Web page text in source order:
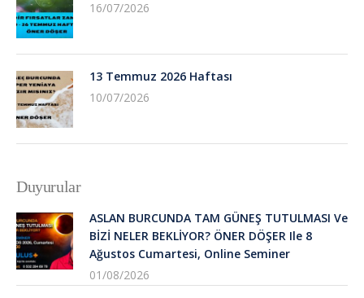
16/07/2026
13 Temmuz 2026 Haftası
10/07/2026
Duyurular
ASLAN BURCUNDA TAM GÜNEŞ TUTULMASI Ve
BİZİ NELER BEKLİYOR? ÖNER DÖŞER Ile 8
Ağustos Cumartesi, Online Seminer
01/08/2026